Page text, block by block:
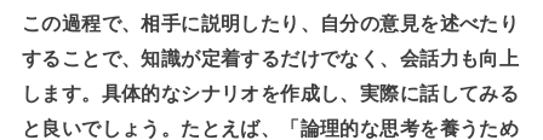
この過程で、相手に説明したり、自分の意見を述べたり
することで、知識が定着するだけでなく、会話力も向上
します。具体的なシナリオを作成し、実際に話してみる
と良いでしょう。たとえば、「論理的な思考を養うため